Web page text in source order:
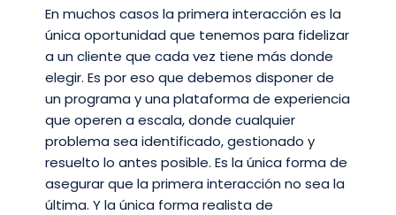
En muchos casos la primera interacción es la
única oportunidad que tenemos para fidelizar
a un cliente que cada vez tiene más donde
elegir. Es por eso que debemos disponer de
un programa y una plataforma de experiencia
que operen a escala, donde cualquier
problema sea identificado, gestionado y
resuelto lo antes posible. Es la única forma de
asegurar que la primera interacción no sea la
última. Y la única forma realista de